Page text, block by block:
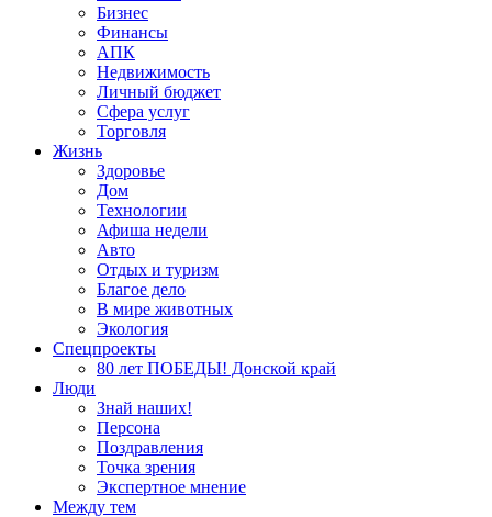
Бизнес
Финансы
АПК
Недвижимость
Личный бюджет
Сфера услуг
Торговля
Жизнь
Здоровье
Дом
Технологии
Афиша недели
Авто
Отдых и туризм
Благое дело
В мире животных
Экология
Спецпроекты
80 лет ПОБЕДЫ! Донской край
Люди
Знай наших!
Персона
Поздравления
Точка зрения
Экспертное мнение
Между тем